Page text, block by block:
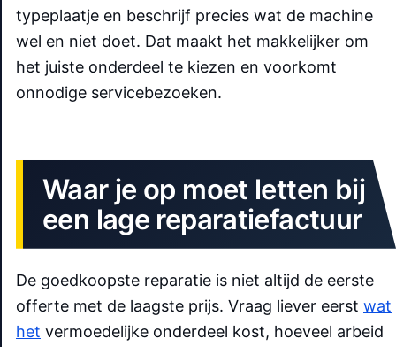
typeplaatje en beschrijf precies wat de machine
wel en niet doet. Dat maakt het makkelijker om
het juiste onderdeel te kiezen en voorkomt
onnodige servicebezoeken.
Waar je op moet letten bij
een lage reparatiefactuur
De goedkoopste reparatie is niet altijd de eerste
offerte met de laagste prijs. Vraag liever eerst wat
het vermoedelijke onderdeel kost, hoeveel arbeid